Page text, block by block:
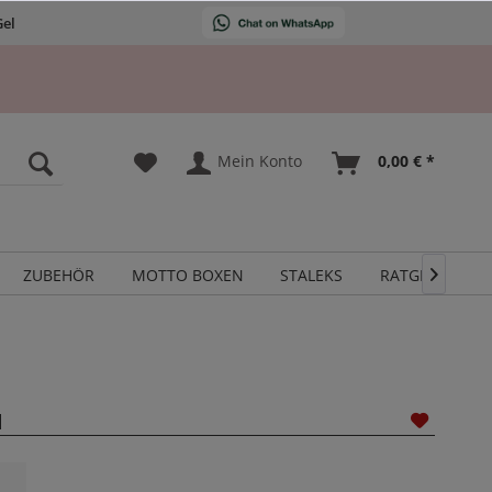
Mein Konto 0,00 € *
ZUBEHÖR MOTTO BOXEN STALEKS RATGEBER
